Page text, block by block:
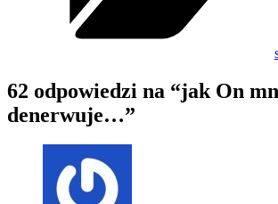
62 odpowiedzi na “jak On
denerwuje…”